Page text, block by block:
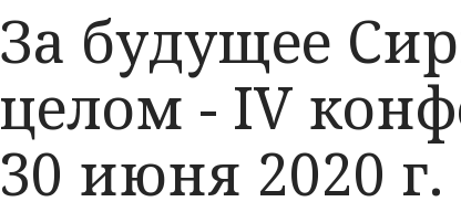
За будущее
целом - IV
30 июня 2020 г.